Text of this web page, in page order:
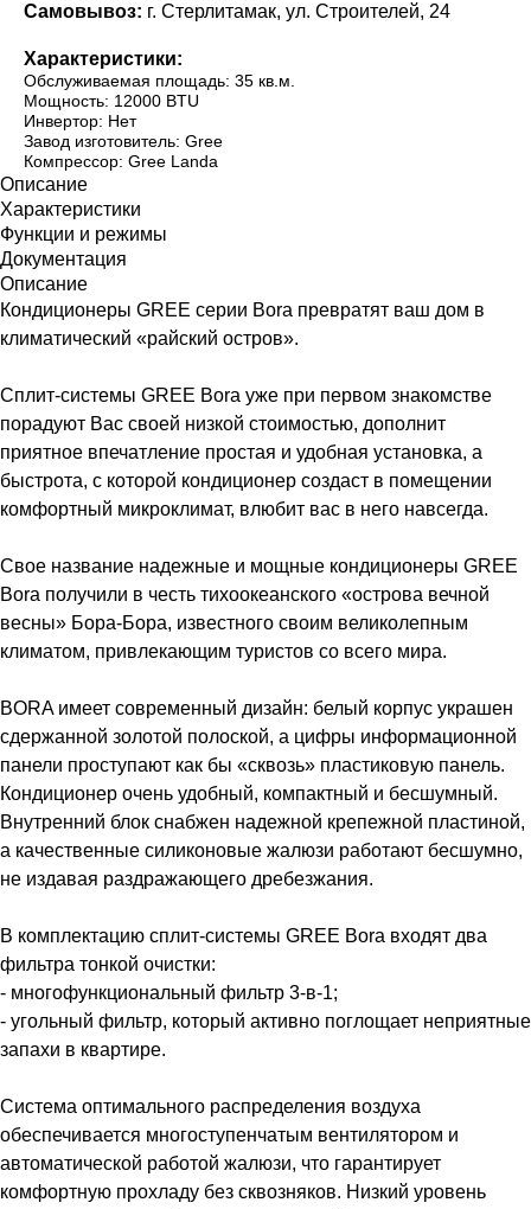
Самовывоз: г. Стерлитамак, ул. Строителей, 24
Характеристики:
Обслуживаемая площадь: 35 кв.м.
Мощность: 12000 BTU
Инвертор: Нет
Завод изготовитель: Gree
Компрессор: Gree Landa
Описание
Характеристики
Функции и режимы
Документация
Описание
Кондиционеры GREE серии Bora превратят ваш дом в
климатический «райский остров».
Сплит-системы GREE Bora уже при первом знакомстве
порадуют Вас своей низкой стоимостью, дополнит
приятное впечатление простая и удобная установка, а
быстрота, с которой кондиционер создаст в помещении
комфортный микроклимат, влюбит вас в него навсегда.
Свое название надежные и мощные кондиционеры GREE
Bora получили в честь тихоокеанского «острова вечной
весны» Бора-Бора, известного своим великолепным
климатом, привлекающим туристов со всего мира.
BORA имеет современный дизайн: белый корпус украшен
сдержанной золотой полоской, а цифры информационной
панели проступают как бы «сквозь» пластиковую панель.
Кондиционер очень удобный, компактный и бесшумный.
Внутренний блок снабжен надежной крепежной пластиной,
а качественные силиконовые жалюзи работают бесшумно,
не издавая раздражающего дребезжания.
В комплектацию сплит-системы GREE Bora входят два
фильтра тонкой очистки:
- многофункциональный фильтр 3-в-1;
- угольный фильтр, который активно поглощает неприятные
запахи в квартире.
Система оптимального распределения воздуха
обеспечивается многоступенчатым вентилятором и
автоматической работой жалюзи, что гарантирует
комфортную прохладу без сквозняков. Низкий уровень